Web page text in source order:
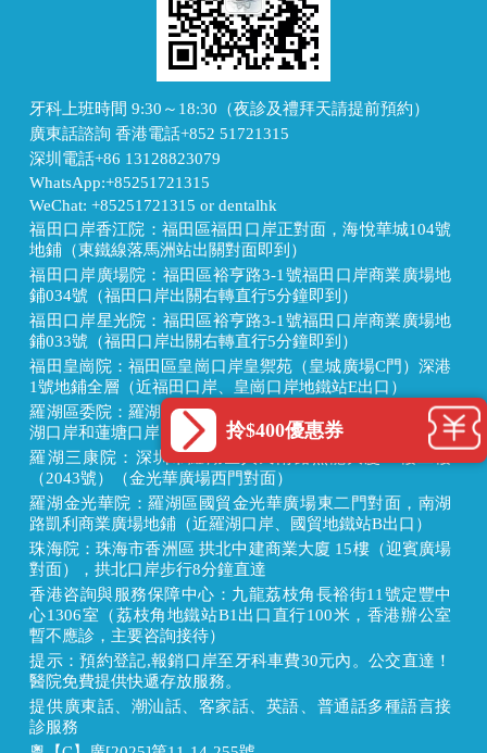
牙科上班時間 9:30～18:30（夜診及禮拜天請提前預約）
廣東話諮詢 香港電話+852 51721315
深圳電話+86 13128823079
WhatsApp:+85251721315
WeChat: +85251721315 or dentalhk
福田口岸香江院：福田區福田口岸正對面，海悅華城104號
地鋪（東鐵線落馬洲站出關對面即到）
福田口岸廣場院：福田區裕亨路3-1號福田口岸商業廣場地
鋪034號（福田口岸出關右轉直行5分鐘即到）
福田口岸星光院：福田區裕亨路3-1號福田口岸商業廣場地
鋪033號（福田口岸出關右轉直行5分鐘即到）
福田皇崗院：福田區皇崗口岸皇禦苑（皇城廣場C門）深港
1號地鋪全層（近福田口岸、皇崗口岸地鐵站E出口）
羅湖區委院：羅湖區愛國路1002號外貿輕工大廈8樓（近羅
湖口岸和蓮塘口岸，蓮塘口岸2個地鐵站，近東門步行街）
羅湖三康院：深圳市羅湖區人民南路熙龍大廈一樓二樓
（2043號）（金光華廣場西門對面）
羅湖金光華院：羅湖區國貿金光華廣場東二門對面，南湖
路凱利商業廣場地鋪（近羅湖口岸、國貿地鐵站B出口）
珠海院：珠海市香洲區 拱北中建商業大廈 15樓（迎賓廣場
對面），拱北口岸步行8分鐘直達
香港咨詢與服務保障中心：九龍荔枝角長裕街11號定豐中
心1306室（荔枝角地鐵站B1出口直行100米，香港辦公室
暫不應診，主要咨詢接待）
提示：預約登記,報銷口岸至牙科車費30元內。公交直達！
醫院免費提供快遞存放服務。
提供廣東話、潮汕話、客家話、英語、普通話多種語言接
診服務
拎$400優惠券